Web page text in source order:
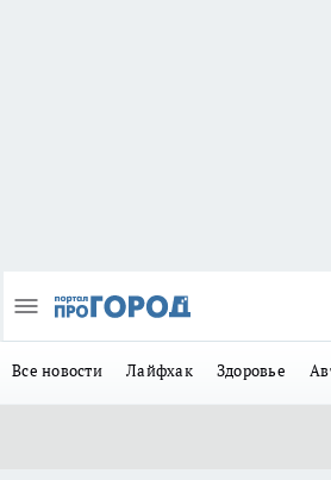
Все новости Лайфхак Здоровье